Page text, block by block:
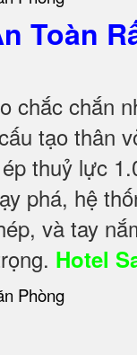
Toàn
chắc chắn
tạo thân
thuỷ lực
phá, hệ
và tay
Hotel